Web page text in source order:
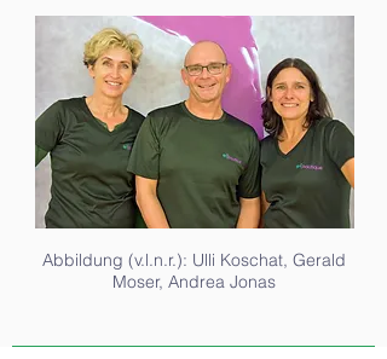
Abbildung (v.l.n.r.): Ulli Koschat, Gerald
Moser, Andrea Jonas